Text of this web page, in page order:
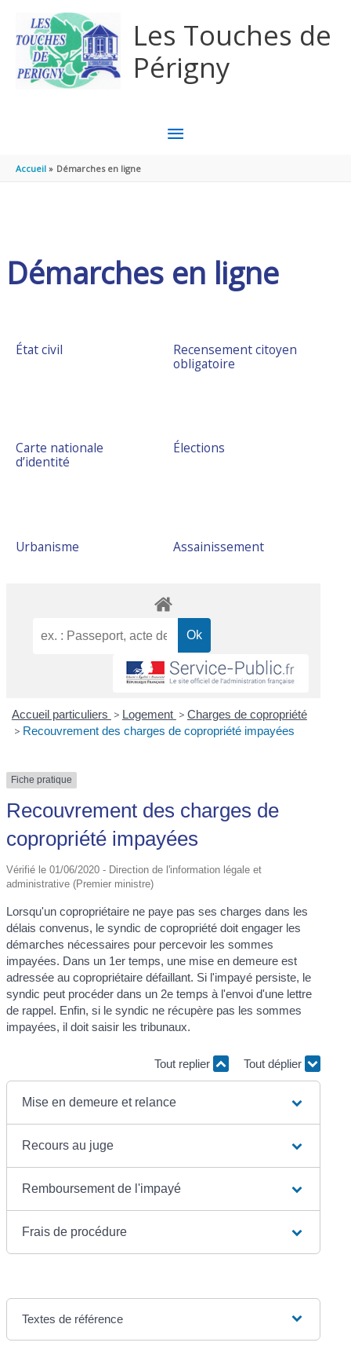
Les Touches de
Périgny
MENU
Accueil Démarches en ligne
Démarches en ligne
État civil
Recensement citoyen
obligatoire
Carte nationale
d’identité
Élections
Urbanisme Assainissement
Accueil particuliers > Logement > Charges de copropriété
> Recouvrement des charges de copropriété impayées
Fiche pratique
Recouvrement des charges de
copropriété impayées
Vérifié le 01/06/2020 - Direction de l'information légale et
administrative (Premier ministre)
Lorsqu'un copropriétaire ne paye pas ses charges dans les
délais convenus, le syndic de copropriété doit engager les
démarches nécessaires pour percevoir les sommes
impayées. Dans un 1er temps, une mise en demeure est
adressée au copropriétaire défaillant. Si l'impayé persiste, le
syndic peut procéder dans un 2e temps à l'envoi d'une lettre
de rappel. Enfin, si le syndic ne récupère pas les sommes
impayées, il doit saisir les tribunaux.
Tout replier Tout déplier
Mise en demeure et relance
Recours au juge
Remboursement de l'impayé
Frais de procédure
Textes de référence